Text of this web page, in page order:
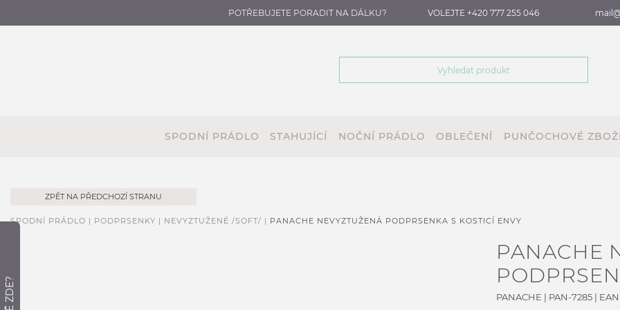
POTŘEBUJETE PORADIT NA DÁLKU? VOLEJTE +420 777 255 046
SPODNÍ PRÁDLO STAHUJÍCÍ NOČNÍ PRÁDLO OBLEČENÍ PUNČOCHOVÉ
ZPĚT NA PŘEDCHOZÍ STRANU
SPODNÍ PRÁDLO | PODPRSENKY | NEVYZTUŽENÉ /SOFT/ | PANACHE NEVYZTUŽENÁ PODPRSENKA S KOSTICÍ ENVY
PANACHE
PANACHE | PAN-7285 |